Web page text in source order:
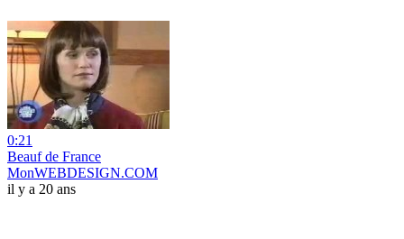
0:21
Beauf de France
MonWEBDESIGN.COM
il y a 20 ans